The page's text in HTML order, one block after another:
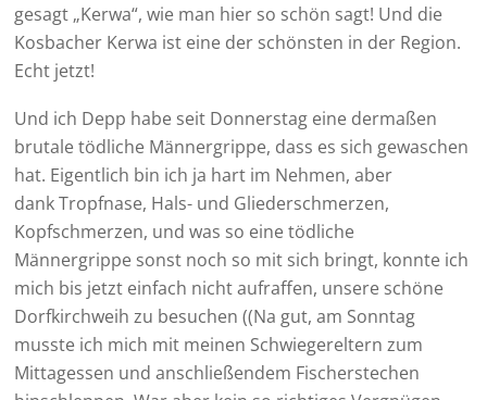
gesagt „Kerwa“, wie man hier so schön sagt! Und die
Kosbacher Kerwa ist eine der schönsten in der Region.
Echt jetzt!
Und ich Depp habe seit Donnerstag eine dermaßen
brutale tödliche Männergrippe, dass es sich gewaschen
hat. Eigentlich bin ich ja hart im Nehmen, aber
dank Tropfnase, Hals- und Gliederschmerzen,
Kopfschmerzen, und was so eine tödliche
Männergrippe sonst noch so mit sich bringt, konnte ich
mich bis jetzt einfach nicht aufraffen, unsere schöne
Dorfkirchweih zu besuchen ((Na gut, am Sonntag
musste ich mich mit meinen Schwiegereltern zum
Mittagessen und anschließendem Fischerstechen